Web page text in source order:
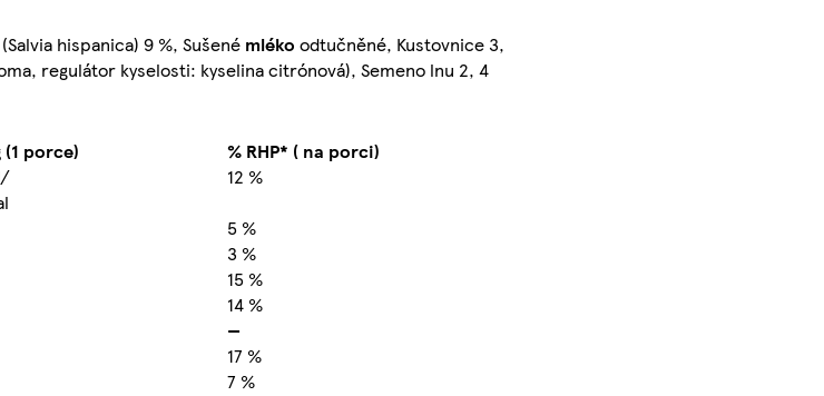
hispanica) 9 %, Sušené mléko odtučněné, Kustovnice 3,
regulátor kyselosti: kyselina citrónová), Semeno lnu 2, 4
(1 porce)
% RHP* ( na porci)
12 %
5 %
3 %
15 %
14 %
—
17 %
7 %